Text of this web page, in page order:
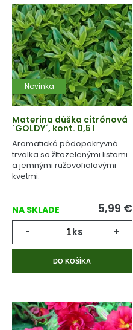
Novinka
Materina dúška citrónová
´GOLDY´, kont. 0,5 l
Aromatická pôdopokryvná
trvalka so žltozelenými listami
a jemnými ružovofialovými
kvetmi.
NA SKLADE 5,99 €
- ks +
DO KOŠÍKA